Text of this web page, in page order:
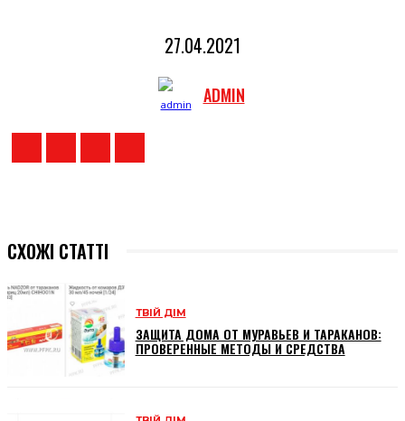
27.04.2021
ADMIN
СХОЖІ СТАТТІ
ТВІЙ ДІМ
ЗАЩИТА ДОМА ОТ МУРАВЬЕВ И ТАРАКАНОВ:
ПРОВЕРЕННЫЕ МЕТОДЫ И СРЕДСТВА